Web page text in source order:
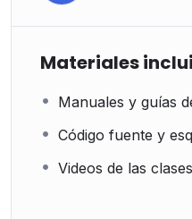
Materiales
Manuales y guías
Código fuente y
Videos de las clases